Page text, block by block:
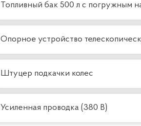
Топливный бак 500 л с погружным
Опорное устройство
Штуцер подкачки колес
Усиленная проводка (380 В)